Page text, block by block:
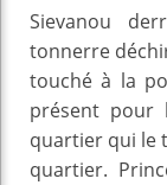
Sievanou
tonnerre
touché à la
présent pour
quartier qui le
quartier.